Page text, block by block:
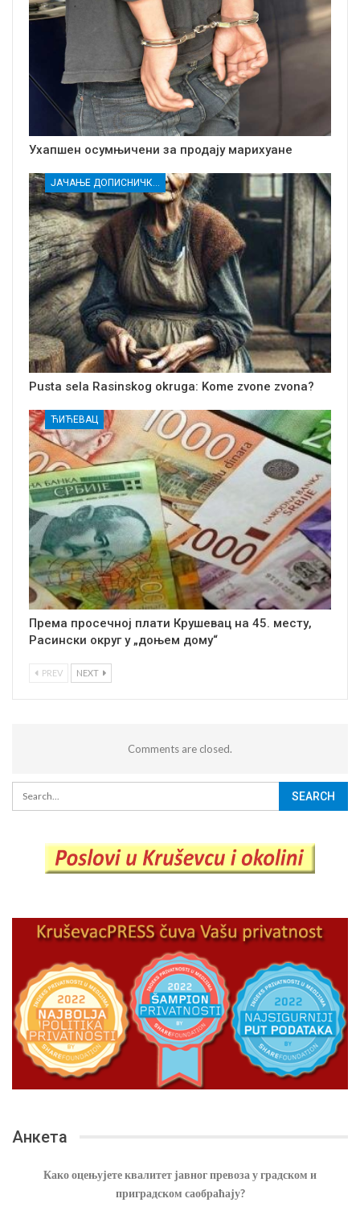
Ухапшен осумњичени за продају марихуане
ЈАЧАЊЕ ДОПИСНИЧКЕ МРЕЖЕ НЕЗАВИСНИХ МЕДИЈА У РАСИНСКОМ ОКРУГУ
Pusta sela Rasinskog okruga: Kome zvone zvona?
ЋИЋЕВАЦ
Према просечној плати Крушевац на 45. месту,
Расински округ у „доњем дому“
PREV NEXT
Comments are closed.
Анкета
Како оцењујете квалитет јавног превоза у градском и
приградском саобраћају?